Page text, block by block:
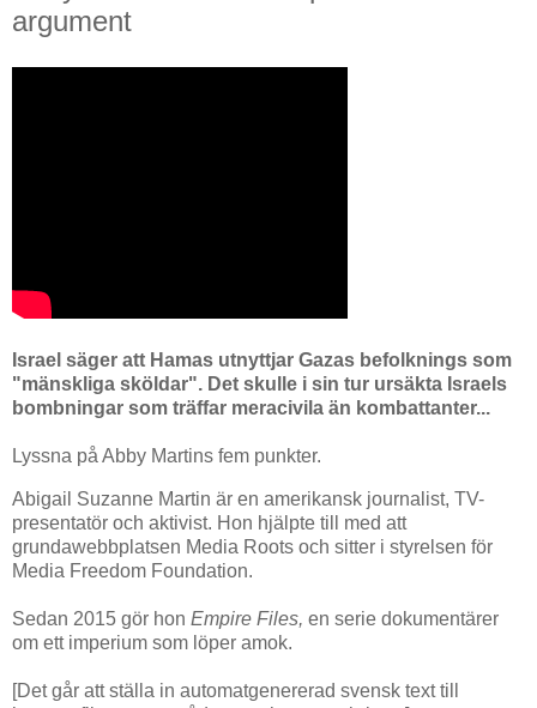
argument
Israel säger att Hamas utnyttjar Gazas befolknings som
"mänskliga sköldar". Det skulle i sin tur ursäkta Israels
bombningar som träffar meracivila än kombattanter...
Lyssna på Abby Martins fem punkter.
Abigail Suzanne Martin är en amerikansk journalist, TV-
presentatör och aktivist. Hon hjälpte till med att
grundawebbplatsen Media Roots och sitter i styrelsen för
Media Freedom Foundation.
Sedan 2015 gör hon Empire Files, en serie dokumentärer
om ett imperium som löper amok.
[Det går att ställa in automatgenererad svensk text till